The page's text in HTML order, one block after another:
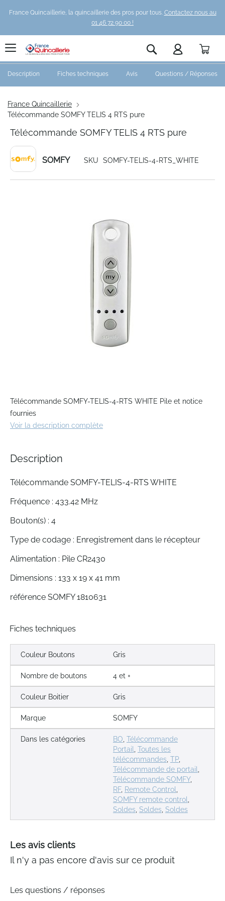
France Quincaillerie, la quincaillerie des pros pour tous. Contactez nous au
01 46 72 90 00 !
Rechercher
France Quincaillerie
Télécommande SOMFY TELIS 4 RTS pure
Télécommande SOMFY TELIS 4 RTS pure
SOMFY SKU SOMFY-TELIS-4-RTS_WHITE
to
the
beginning
of
gallery
Télécommande SOMFY-TELIS-4-RTS WHITE Pile et notice
fournies
Voir la description complète
Description Fiches techniques Avis Questions / Réponses
Description
Télécommande SOMFY-TELIS-4-RTS WHITE
Fréquence : 433.42 MHz
Bouton(s) : 4
Type de codage : Enregistrement dans le récepteur
Alimentation : Pile CR2430
Dimensions : 133 x 19 x 41 mm
référence SOMFY 1810631
Fiches techniques
Couleur Boutons Gris
Nombre de boutons 4 et +
Couleur Boitier Gris
Marque SOMFY
Dans les catégories BO, Télécommande
Portail, Toutes les
télécommandes, TP,
Télécommande de portail,
Télécommande SOMFY,
RF, Remote Control,
SOMFY remote control,
Soldes, Soldes, Soldes
Les avis clients
Il n'y a pas encore d'avis sur ce produit
Les questions / réponses